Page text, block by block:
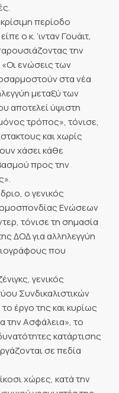
περίοδο
ο κ. ’ινταν Γουάιτ,
την
ενώσεις των
στα νέα
μεταξύ των
αποτελεί ύψιστη
τρόπος», τόνισε,
και χωρίς
χάσει κάθε
προς την
ο γενικός
Ενώσεων
τόνισε τη σημασία
ΔΟΔ για αλληλεγγύη
που
γενικός
Συνδικαλιστικών
έργο της και κυρίως
την Ασφάλεια», το
κατάρτισης
σε πεδία
χώρες, κατά την